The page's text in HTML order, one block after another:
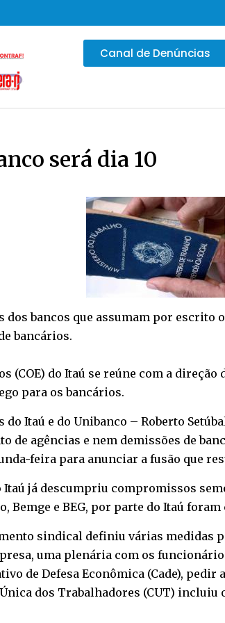
Canal de Denúncias
será dia 10
bancos que assumam por escrito
bancários.
(COE) do Itaú se reúne com a
para os bancários.
Itaú e do Unibanco – Roberto
de agências e nem demissões de
feira para anunciar a fusão que
já descumpriu compromissos
Bemge e BEG, por parte do Itaú
sindical definiu várias medidas
uma plenária com os
de Defesa Econômica (Cade),
dos Trabalhadores (CUT)